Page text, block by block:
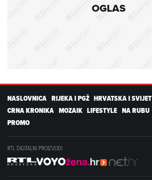
OGLAS
NASLOVNICA RIJEKA I PGŽ HRVATSKA I SVIJET
CRNA KRONIKA MOZAIK LIFESTYLE NA RUBU
PROMO
RTL DIGITALNI PROIZVODI